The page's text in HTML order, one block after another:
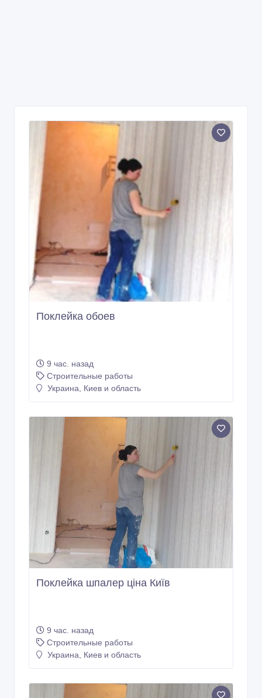
Поклейка обоев
9 час. назад
Строительные работы
Украина, Киев и область
Поклейка шпалер ціна Київ
9 час. назад
Строительные работы
Украина, Киев и область